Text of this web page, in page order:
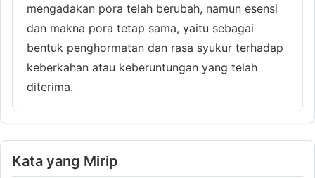
mengadakan pora telah berubah, namun esensi
dan makna pora tetap sama, yaitu sebagai
bentuk penghormatan dan rasa syukur terhadap
keberkahan atau keberuntungan yang telah
diterima.
Kata yang Mirip